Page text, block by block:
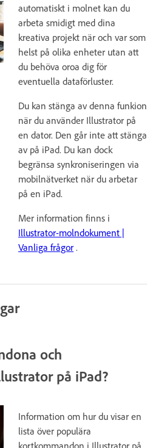
automatiskt i molnet kan du
arbeta smidigt med dina
kreativa projekt när och var som
helst på olika enheter utan att
du behöva oroa dig för
eventuella dataförluster.
Du kan stänga av denna funkion
när du använder Illustrator på
en dator. Den går inte att stänga
av på iPad. Du kan dock
begränsa synkroniseringen via
mobilnätverket när du arbetar
på en iPad.
Mer information finns i
Illustrator-molndokument |
Vanliga frågor .
och
på iPad?
Information om hur du visar en
lista över populära
kortkommandon i Illustrator på